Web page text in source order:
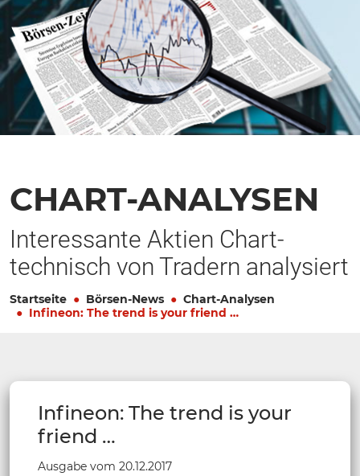
CHART-ANALYSEN
Interessante Aktien Chart-
technisch von Tradern analysiert
Startseite Börsen-News
Chart-Analysen
Infineon: The trend is your friend …
Infineon: The trend is your
friend …
Ausgabe vom 20.12.2017